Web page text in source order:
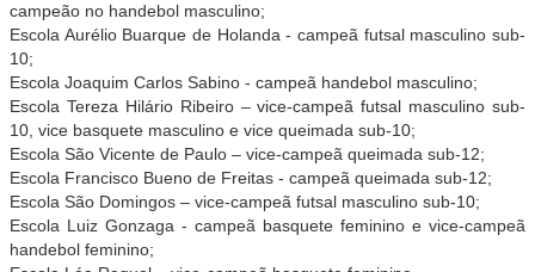
campeão no handebol masculino;
Escola Aurélio Buarque de Holanda - campeã futsal masculino sub-
10;
Escola Joaquim Carlos Sabino - campeã handebol masculino;
Escola Tereza Hilário Ribeiro – vice-campeã futsal masculino sub-
10, vice basquete masculino e vice queimada sub-10;
Escola São Vicente de Paulo – vice-campeã queimada sub-12;
Escola Francisco Bueno de Freitas - campeã queimada sub-12;
Escola São Domingos – vice-campeã futsal masculino sub-10;
Escola Luiz Gonzaga - campeã basquete feminino e vice-campeã
handebol feminino;